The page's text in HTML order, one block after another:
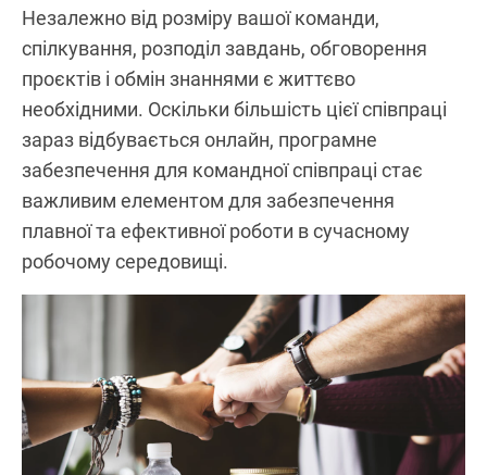
Незалежно від розміру вашої команди,
спілкування, розподіл завдань, обговорення
проєктів і обмін знаннями є життєво
необхідними. Оскільки більшість цієї співпраці
зараз відбувається онлайн, програмне
забезпечення для командної співпраці стає
важливим елементом для забезпечення
плавної та ефективної роботи в сучасному
робочому середовищі.